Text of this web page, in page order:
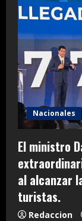
Nacionales
El ministro
al alcanzar
turistas.
Redaccion